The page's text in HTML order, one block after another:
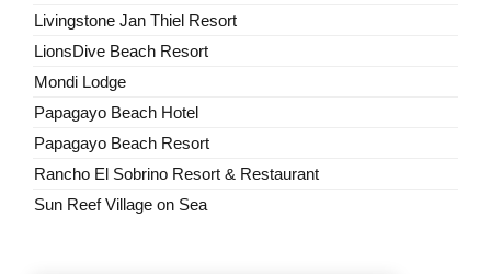
Livingstone Jan Thiel Resort
LionsDive Beach Resort
Mondi Lodge
Papagayo Beach Hotel
Papagayo Beach Resort
Rancho El Sobrino Resort & Restaurant
Sun Reef Village on Sea